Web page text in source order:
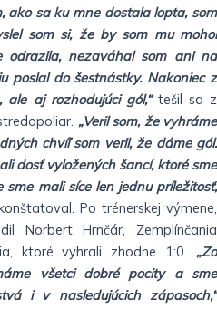
ako sa ku mne dostala lopta, som
som si, že by som mu mohol
nezaváhal som ani na
poslal do šestnástky. Nakoniec z
aj rozhodujúci gól,“tešil sa z
„Veril som, že vyhráme
chvíľ som veril, že dáme gól.
dosť vyložených šancí, ktoré sme
sme mali síce len jednu príležitosť,
Po trénerskej výmene,
Norbert Hrnčár, Zemplínčania
ktoré vyhrali zhodne 1:0. „Zo
všetci dobré pocity a sme
i v nasledujúcich zápasoch,“